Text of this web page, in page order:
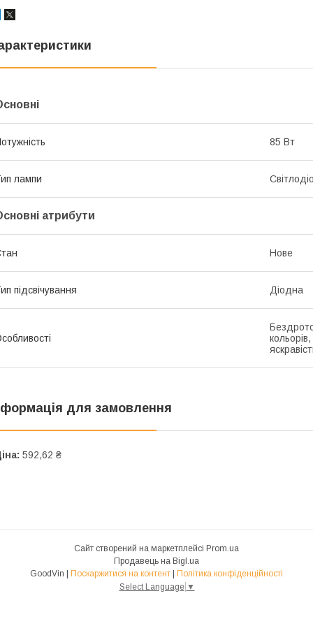
85 Вт
лампи
атрибути
Нове
підсвічування Діодна
для замовлення
592,62 ₴
Сайт створений на маркетплейсі Prom.ua
Продавець на Bigl.ua
GoodVin | Поскаржитися на контент | Політика конфіденційності
Select Language ▼